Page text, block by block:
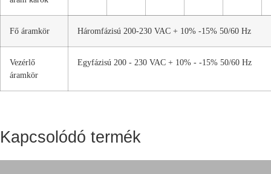
Fő áramkör Háromfázisú 200-230 VAC + 10% -15% 50/60 Hz
Vezérlő
áramkör
Egyfázisú 200 - 230 VAC + 10% - -15% 50/60 Hz
Kapcsolódó termék